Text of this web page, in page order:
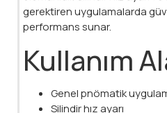
gerektiren uygulamalarda
performans sunar.
Kullanım
Genel pnömatik
Silindir hız ayarı